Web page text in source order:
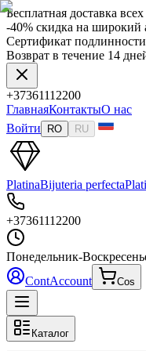
Бесплатная доставка
-40% скидка на
Сертификат
Возврат в течение 14
+37361112200
ГлавнаяКонтактыО нас
Войти
RO RU
PlatinaBijuteria perfecta
+37361112200
Понедельник-
ContAccount Cos
Каталог